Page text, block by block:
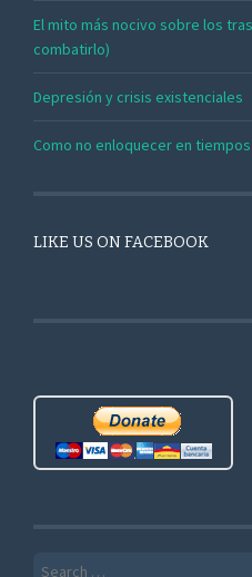
El mito más nocivo sobre los
combatirlo)
Depresión y crisis existenciales
Como no enloquecer en
LIKE US ON FACEBOOK
Search for: